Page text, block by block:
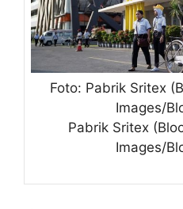
Foto: Pabrik Sritex
Images/
Pabrik Sritex
Images/